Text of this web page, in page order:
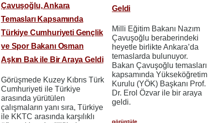
Çavuşoğlu, Ankara
Temasları Kapsamında
Türkiye Cumhuriyeti Gençlik
ve Spor Bakanı Osman
Aşkın Bak ile Bir Araya Geldi
Görüşmede Kuzey Kıbrıs Türk
Cumhuriyeti ile Türkiye
arasında yürütülen
çalışmaların yanı sıra, Türkiye
ile KKTC arasında karşılıklı
Geldi
Milli Eğitim Bakanı Nazım
Çavuşoğlu beraberindeki
heyetle birlikte Ankara’da
temaslarda bulunuyor.
Bakan Çavuşoğlu temasları
kapsamında Yükseköğretim
Kurulu (YÖK) Başkanı Prof.
Dr. Erol Özvar ile bir araya
geldi.
görüntüle